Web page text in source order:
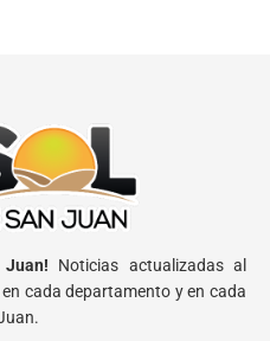
Noticias actualizadas al
cada departamento y en cada